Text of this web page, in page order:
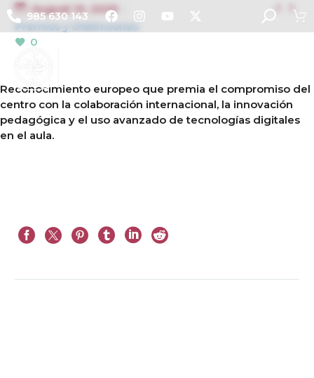
985 630 143  
August 10, 2025
Premios y Distinciones
0
Reconocimiento europeo que premia el compromiso del
centro con la colaboración internacional, la innovación
pedagógica y el uso avanzado de tecnologías digitales
en el aula.